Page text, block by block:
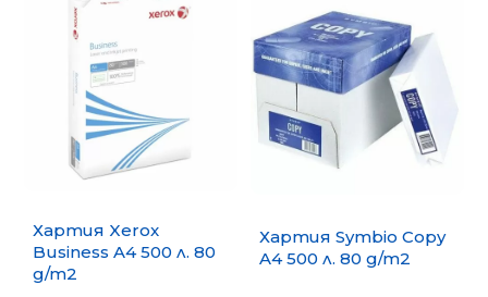
Хартия Xerox
Business A4 500 л. 80
g/m2
Хартия Symbio Copy
A4 500 л. 80 g/m2